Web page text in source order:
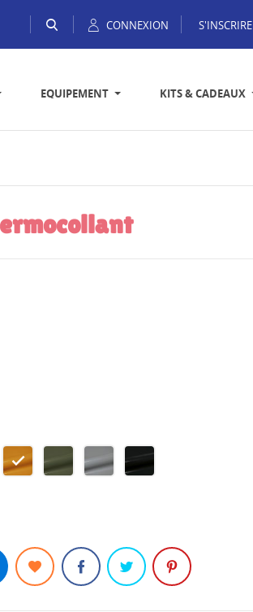
CONNEXION S'INSCRIRE
EQUIPEMENT KITS & CADEAUX
AmbreGreenStone Black